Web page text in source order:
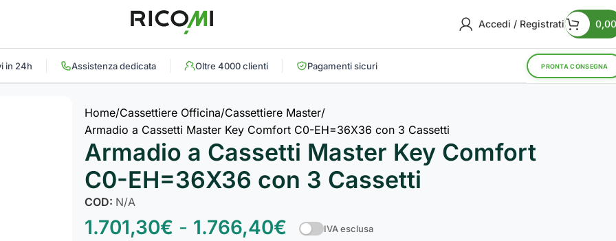
Accedi / Registrati 0,00
in 24h Assistenza dedicata Oltre 4000 clienti Pagamenti sicuri PRONTA CONSEGNA
Home Cassettiere Officina Cassettiere Master
Armadio a Cassetti Master Key Comfort C0-EH=36X36 con 3 Cassetti
Armadio a Cassetti Master Key Comfort
C0-EH=36X36 con 3 Cassetti
COD: N/A
1.701,30€ - 1.766,40€ IVA esclusa